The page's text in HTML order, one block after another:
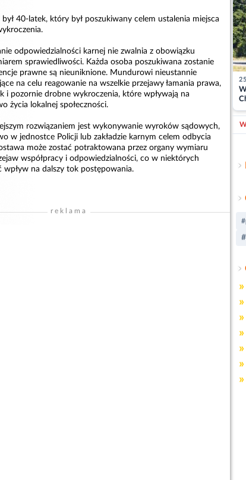
40-latek, który był poszukiwany celem ustalenia miejsca
odpowiedzialności karnej nie zwalnia z obowiązku
sprawiedliwości. Każda osoba poszukiwana zostanie
prawne są nieuniknione. Mundurowi nieustannie
na celu reagowanie na wszelkie przejawy łamania prawa,
i pozornie drobne wykroczenia, które wpływają na
życia lokalnej społeczności.
rozwiązaniem jest wykonywanie wyroków sądowych,
w jednostce Policji lub zakładzie karnym celem odbycia
może zostać potraktowana przez organy wymiaru
współpracy i odpowiedzialności, co w niektórych
wpływ na dalszy tok postępowania.
reklama
»
»
»
»
»
»
»